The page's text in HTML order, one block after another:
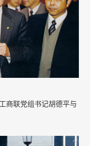
商联党组书记胡德平与